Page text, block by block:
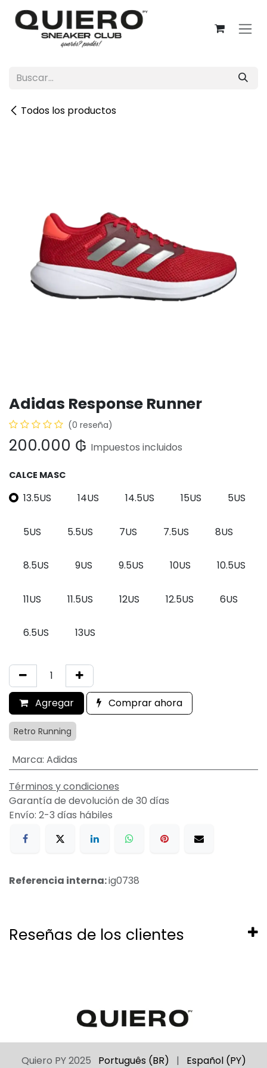
Ir al contenido
Todos los productos
Adidas Response Runner
(0 reseña)
200.000 ₲ Impuestos incluidos
CALCE MASC
13.5US 14US 14.5US 15US 5US
5US 5.5US 7US 7.5US 8US
8.5US 9US 9.5US 10US 10.5US
11US 11.5US 12US 12.5US 6US
6.5US 13US
Agregar Comprar ahora
Retro Running
Marca: Adidas
Términos y condiciones
Garantía de devolución de 30 días
Envío: 2-3 días hábiles
Referencia interna:ig0738
Reseñas de los clientes
Quiero PY 2025 Português (BR) | Español (PY)